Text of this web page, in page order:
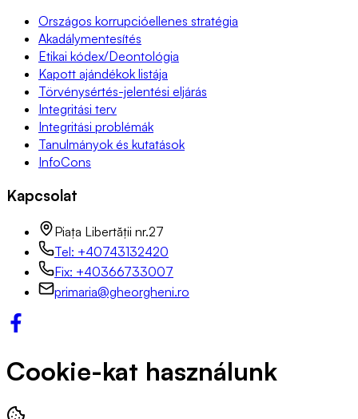
Országos korrupcióellenes stratégia
Akadálymentesítés
Etikai kódex/Deontológia
Kapott ajándékok listája
Törvénysértés-jelentési eljárás
Integritási terv
Integritási problémák
Tanulmányok és kutatások
InfoCons
Kapcsolat
Piața Libertății nr.27
Tel: +40743132420
Fix: +40366733007
primaria@gheorgheni.ro
Cookie-kat használunk